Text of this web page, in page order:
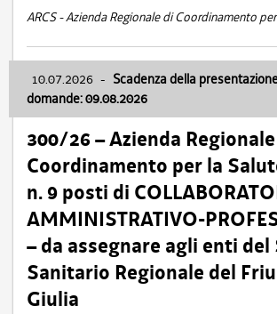
ARCS - Azienda Regionale di Coordinamento
10.07.2026 - Scadenza della
domande: 09.08.2026
300/26 – Azienda
Coordinamento per la
n. 9 posti di
AMMINISTRATIVO-
– da assegnare agli enti del
Sanitario Regionale del
Giulia